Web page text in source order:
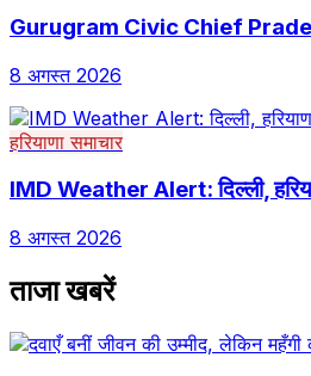
Gurugram Civic Chief
8 अगस्त 2026
हरियाणा समाचार
IMD Weather Alert: दिल्ली,
8 अगस्त 2026
ताजा खबरें